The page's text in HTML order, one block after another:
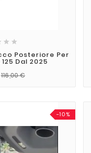
 
Posteriore Per
Dal 2025
116,00 €
-10%